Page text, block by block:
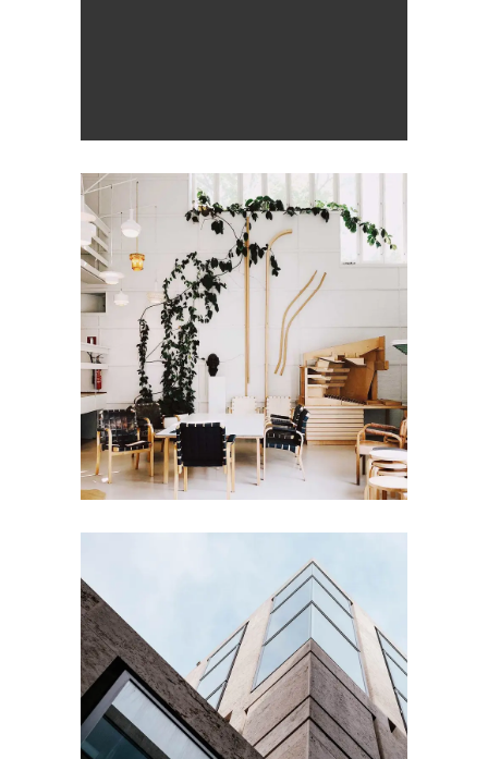
Phasellus viverra nulla ut metus
varius laoreet. Quisque rutrum.
Aenean imperdiet. Etiam ultricies
nisi vel augue. Etiam rhoncus.